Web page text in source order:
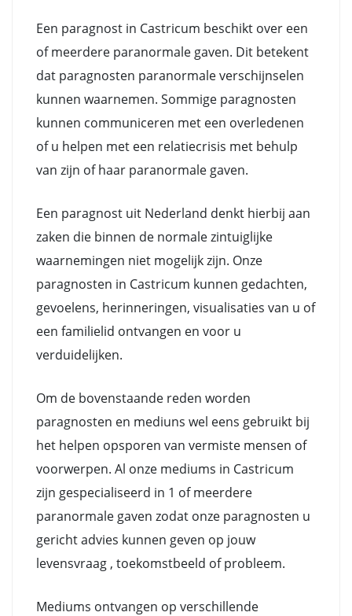
Een paragnost in Castricum beschikt over een
of meerdere paranormale gaven. Dit betekent
dat paragnosten paranormale verschijnselen
kunnen waarnemen. Sommige paragnosten
kunnen communiceren met een overledenen
of u helpen met een relatiecrisis met behulp
van zijn of haar paranormale gaven.
Een paragnost uit Nederland denkt hierbij aan
zaken die binnen de normale zintuiglijke
waarnemingen niet mogelijk zijn. Onze
paragnosten in Castricum kunnen gedachten,
gevoelens, herinneringen, visualisaties van u of
een familielid ontvangen en voor u
verduidelijken.
Om de bovenstaande reden worden
paragnosten en mediuns wel eens gebruikt bij
het helpen opsporen van vermiste mensen of
voorwerpen. Al onze mediums in Castricum
zijn gespecialiseerd in 1 of meerdere
paranormale gaven zodat onze paragnosten u
gericht advies kunnen geven op jouw
levensvraag , toekomstbeeld of probleem.
Mediums ontvangen op verschillende